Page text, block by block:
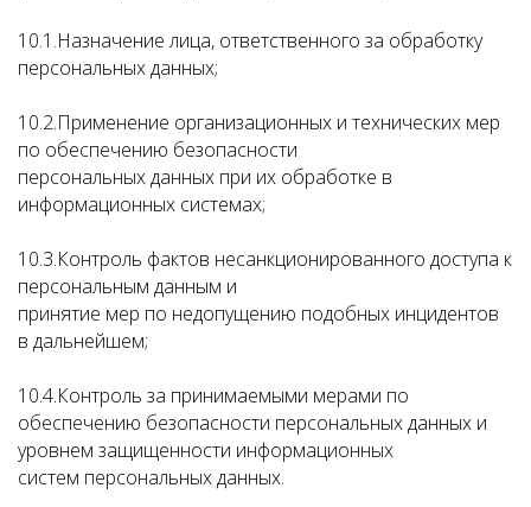
10.1.Назначение лица, ответственного за обработку
персональных данных;
10.2.Применение организационных и технических мер
по обеспечению безопасности
персональных данных при их обработке в
информационных системах;
10.3.Контроль фактов несанкционированного доступа к
персональным данным и
принятие мер по недопущению подобных инцидентов
в дальнейшем;
10.4.Контроль за принимаемыми мерами по
обеспечению безопасности персональных данных и
уровнем защищенности информационных
систем персональных данных.